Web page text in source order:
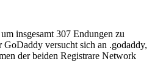
insgesamt 307 Endungen zu
versucht sich an .godaddy,
der beiden Registrare Network